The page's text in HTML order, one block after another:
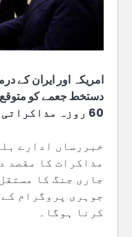
امریکہ اور ایران کے
دستخط جعمے کو
60 روزہ مذاکراتی عمل کا آغاز ہوگا۔
خبررساں ادارے
مذاکرات کا مقصد
جاری جنگ کا
جوہری پروگرام
کرنا ہوگا۔